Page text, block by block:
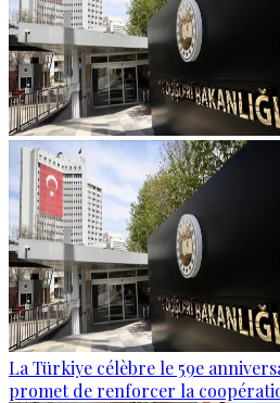
La Türkiye célèbre le 59e
promet de renforcer la